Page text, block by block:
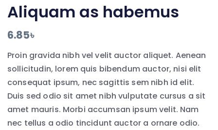
Aliquam as habemus
6.85৳
Proin gravida nibh vel velit auctor aliquet. Aenean
sollicitudin, lorem quis bibendum auctor, nisi elit
consequat ipsum, nec sagittis sem nibh id elit.
Duis sed odio sit amet nibh vulputate cursus a sit
amet mauris. Morbi accumsan ipsum velit. Nam
nec tellus a odio tincidunt auctor a ornare odio.